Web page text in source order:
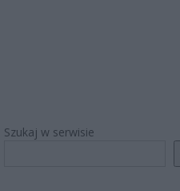
Szukaj w serwisie